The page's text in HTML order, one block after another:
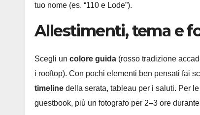
tuo nome (es. “110 e Lode”).
Allestimenti, tema e
Scegli un colore guida (rosso tradizione
i rooftop). Con pochi elementi ben pensati fai
timeline della serata, tableau per i saluti. Per le
guestbook, più un fotografo per 2–3 ore